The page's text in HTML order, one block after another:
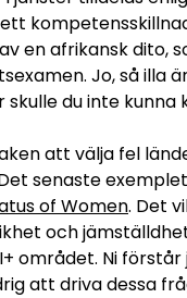
en afrikansk
Jo, så illa
du inte
att välja fel
senaste
of Women. Det
och
området. Ni
att driva dessa